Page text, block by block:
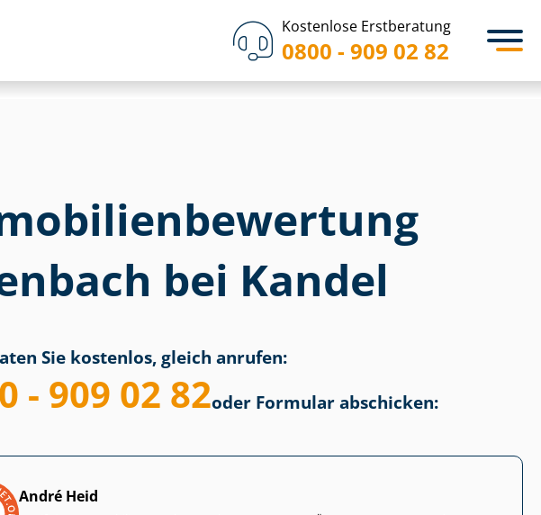
Kostenlose Erstberatung
0800 - 909 02 82
bei Kandel
Sie kostenlos, gleich anrufen:
- 909 02 82oder Formular abschicken:
André Heid